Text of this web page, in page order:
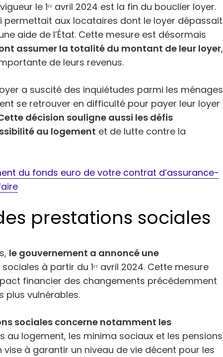
le 1ᵉʳ avril 2024 est la fin du bouclier loyer.
permettait aux locataires dont le loyer dépassait
aide de l’État. Cette mesure est désormais
assumer la totalité du montant de leur loyer,
de leurs revenus.
a suscité des inquiétudes parmi les ménages
se retrouver en difficulté pour payer leur loyer
décision souligne aussi les défis
au logement et de lutte contre la
du fonds euro de votre contrat d’assurance-
prestations sociales
le gouvernement a annoncé une
sociales à partir du 1ᵉʳ avril 2024. Cette mesure
financier des changements précédemment
plus vulnérables.
sociales concerne notamment les
au logement, les minima sociaux et les pensions
à garantir un niveau de vie décent pour les